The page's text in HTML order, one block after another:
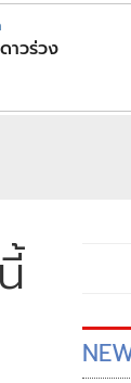
าวร่วง